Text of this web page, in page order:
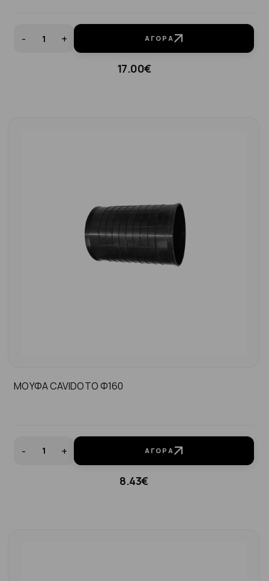
- + ΑΓΟΡΆ
17.00€
ΜΟΥΦΑ CAVIDOTO Φ160
- + ΑΓΟΡΆ
8.43€